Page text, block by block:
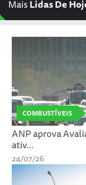
MaisLidas De
COMBUSTÍVEIS
ANP aprova
ativ...
24/07/26